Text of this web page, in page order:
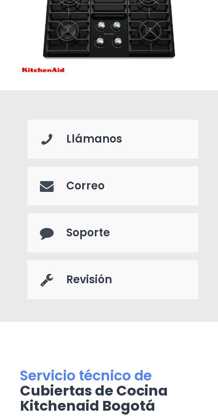
Llámanos
Correo
Soporte
Revisión
Servicio técnico de
Cubiertas de Cocina
Kitchenaid Bogotá